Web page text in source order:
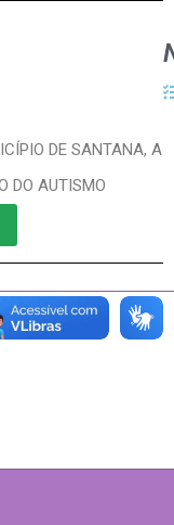
DE SANTANA, A
DO AUTISMO